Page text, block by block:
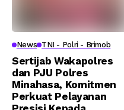
News TNI - Polri - Brimob
Sertijab Wakapolres
dan PJU Polres
Minahasa, Komitmen
Perkuat Pelayanan